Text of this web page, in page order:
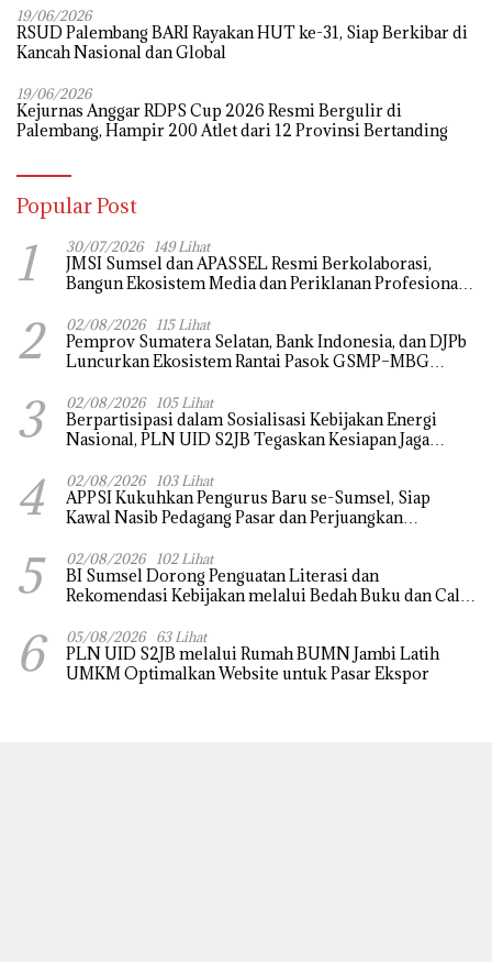
19/06/2026
RSUD Palembang BARI Rayakan HUT ke-31, Siap Berkibar di
Kancah Nasional dan Global
19/06/2026
Kejurnas Anggar RDPS Cup 2026 Resmi Bergulir di
Palembang, Hampir 200 Atlet dari 12 Provinsi Bertanding
Popular Post
1 30/07/2026 149 Lihat
JMSI Sumsel dan APASSEL Resmi Berkolaborasi,
Bangun Ekosistem Media dan Periklanan Profesional
2 02/08/2026 115 Lihat
Pemprov Sumatera Selatan, Bank Indonesia, dan DJPb
Luncurkan Ekosistem Rantai Pasok GSMP–MBG
Inflasi
3 02/08/2026 105 Lihat
Berpartisipasi dalam Sosialisasi Kebijakan Energi
Nasional, PLN UID S2JB Tegaskan Kesiapan Jaga
4 02/08/2026 103 Lihat
APPSI Kukuhkan Pengurus Baru se-Sumsel, Siap
Kawal Nasib Pedagang Pasar dan Perjuangkan
5 02/08/2026 102 Lihat
BI Sumsel Dorong Penguatan Literasi dan
Rekomendasi Kebijakan melalui Bedah Buku dan Call
2026
6 05/08/2026 63 Lihat
PLN UID S2JB melalui Rumah BUMN Jambi Latih
UMKM Optimalkan Website untuk Pasar Ekspor